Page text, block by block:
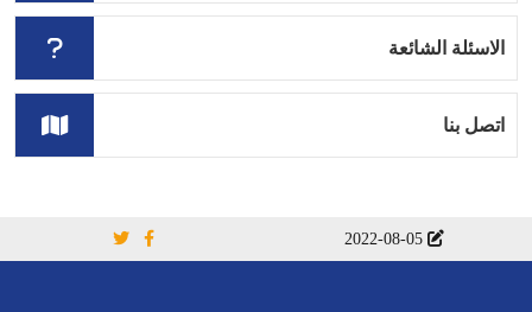
الاسئلة الشائعة
اتصل بنا